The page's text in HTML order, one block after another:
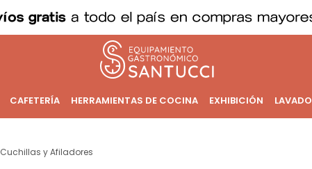
CAFETERÍA HERRAMIENTAS DE COCINA EXHIBICIÓN LAVADO
Cuchillas y Afiladores